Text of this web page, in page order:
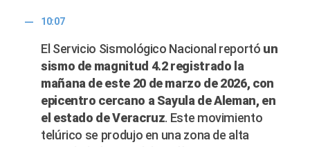
10:07
El Servicio Sismológico Nacional reportó un
sismo de magnitud 4.2 registrado la
mañana de este 20 de marzo de 2026, con
epicentro cercano a Sayula de Aleman, en
el estado de Veracruz. Este movimiento
telúrico se produjo en una zona de alta